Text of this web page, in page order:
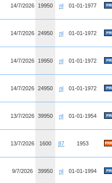
14/7/2026 19950 nl 01-01-1977
14/7/2026 24950 nl 01-01-1972
14/7/2026 19950 nl 01-01-1972
14/7/2026 24950 nl 01-01-1972
13/7/2026 39950 nl 01-01-1954
13/7/2026 1600 87 1953
9/7/2026 39950 nl 01-01-1994